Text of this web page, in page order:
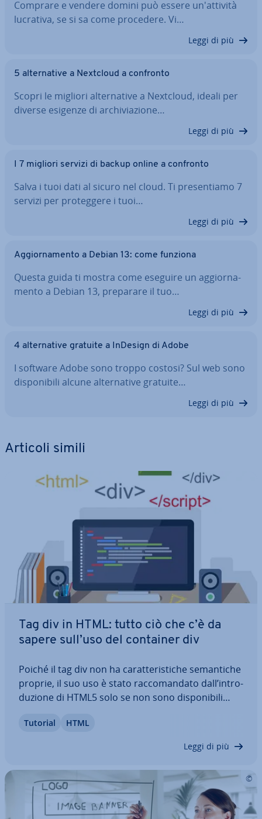
Comprare e vendere domini può essere un'at­ti­vi­tà
lucrativa, se si sa come procedere. Vi…
Leggi di più
5 al­ter­na­ti­ve a Nextcloud a confronto
Scopri le migliori al­ter­na­ti­ve a Nextcloud, ideali per
diverse esigenze di ar­chi­via­zio­ne…
Leggi di più
I 7 migliori servizi di backup online a confronto
Salva i tuoi dati al sicuro nel cloud. Ti pre­sen­tia­mo 7
servizi per pro­teg­ge­re i tuoi…
Leggi di più
Ag­gior­na­men­to a Debian 13: come funziona
Questa guida ti mostra come eseguire un ag­gior­na­
men­to a Debian 13, preparare il tuo…
Leggi di più
4 al­ter­na­ti­ve gratuite a InDesign di Adobe
I software Adobe sono troppo costosi? Sul web sono
di­spo­ni­bi­li alcune al­ter­na­ti­ve gratuite…
Leggi di più
Articoli simili
Tag div in HTML: tutto ciò che c’è da
sapere sull’uso del container div
Poiché il tag div non ha ca­rat­te­ri­sti­che se­man­ti­che
proprie, il suo uso è stato rac­co­man­da­to dall’in­tro­
du­zio­ne di HTML5 solo se non sono di­spo­ni­bi­li
tutto sul container div, ap­pren­de­re­te a uti­liz­zar­lo
Tutorial HTML
Leggi di più